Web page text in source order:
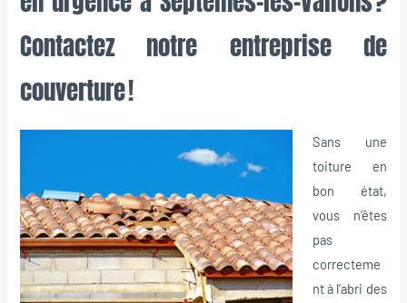
Contactez notre entreprise de
couverture !
Sans une
toiture en
bon état,
vous n’êtes
pas
correcteme
nt à l’abri des